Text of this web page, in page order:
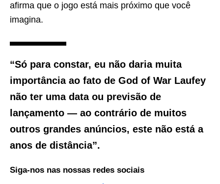
afirma que o jogo está mais próximo que você
imagina.
“Só para constar, eu não daria muita
importância ao fato de God of War Laufey
não ter uma data ou previsão de
lançamento — ao contrário de muitos
outros grandes anúncios, este não está a
anos de distância”.
Siga-nos nas nossas redes sociais